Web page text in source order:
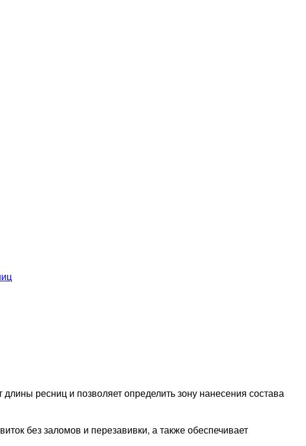
ресниц и позволяет определить зону нанесения состава
заломов и перезавивки, а также обеспечивает